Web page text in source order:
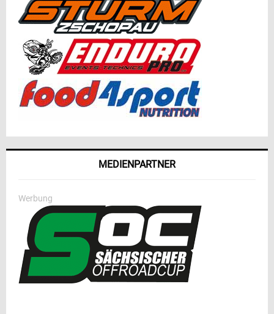
MEDIENPARTNER
Werbung